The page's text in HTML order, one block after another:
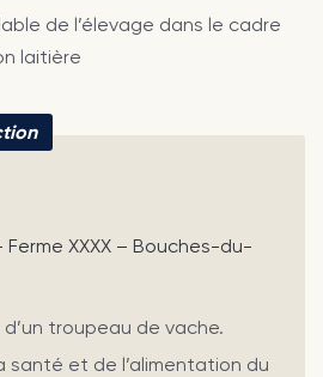
de l’élevage dans le cadre
laitière
XXXX – Bouches-du-
troupeau de vache.
santé et de l’alimentation du